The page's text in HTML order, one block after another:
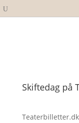
Skiftedag på